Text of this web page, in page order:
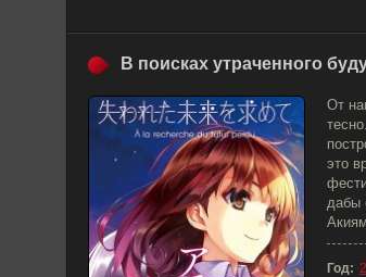
В поисках утраченного
От
это
дабы
Год: